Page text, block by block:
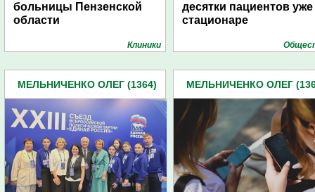
больницы Пензенской
области
Клиники
десятки пациентов уже
стационаре
МЕЛЬНИЧЕНКО ОЛЕГ (1364) МЕЛЬНИЧЕНКО ОЛЕГ